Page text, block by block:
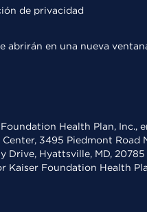
de privacidad
abrirán en una nueva
Health Plan,
3495 Piedmont
Drive, Hyattsville, MD,
Foundation Health